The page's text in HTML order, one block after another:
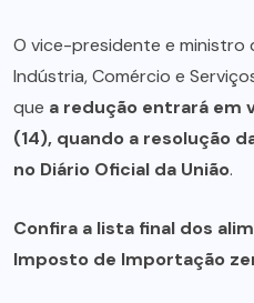
O vice-presidente e ministro
Indústria, Comércio e
que a redução entrará em
(14), quando a resolução
no Diário Oficial da União.
Confira a lista final dos
Imposto de Importação